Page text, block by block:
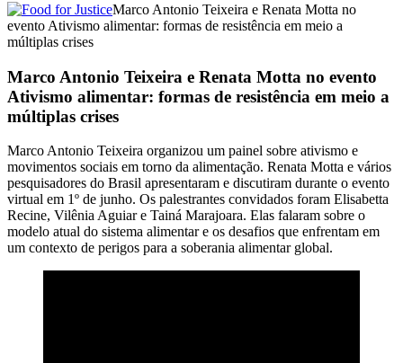
Marco Antonio Teixeira e Renata Motta no
evento Ativismo alimentar: formas de resistência em meio a
múltiplas crises
Marco Antonio Teixeira e Renata Motta no evento
Ativismo alimentar: formas de resistência em meio a
múltiplas crises
Marco Antonio Teixeira organizou um painel sobre ativismo e
movimentos sociais em torno da alimentação. Renata Motta e vários
pesquisadores do Brasil apresentaram e discutiram durante o evento
virtual em 1º de junho. Os palestrantes convidados foram Elisabetta
Recine, Vilênia Aguiar e Tainá Marajoara. Elas falaram sobre o
modelo atual do sistema alimentar e os desafios que enfrentam em
um contexto de perigos para a soberania alimentar global.